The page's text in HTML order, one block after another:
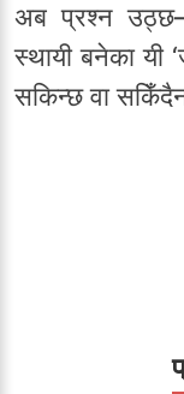
अब प्रश्न उठ्छ–
स्थायी बनेका यी
सकिन्छ वा